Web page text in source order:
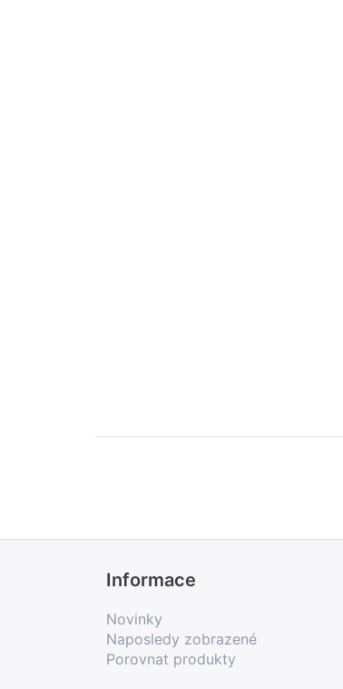
Informace
Novinky
Naposledy zobrazené
Porovnat produkty